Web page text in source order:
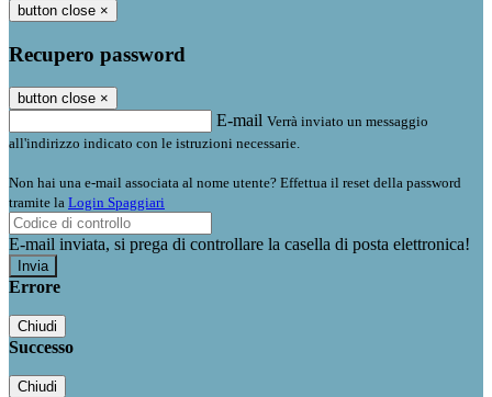
button close ×
Recupero password
button close ×
E-mail Verrà inviato un messaggio
all'indirizzo indicato con le istruzioni necessarie.
Non hai una e-mail associata al nome utente? Effettua il reset della password
tramite la Login Spaggiari
E-mail inviata, si prega di controllare la casella di posta elettronica!
Errore
Chiudi
Successo
Chiudi